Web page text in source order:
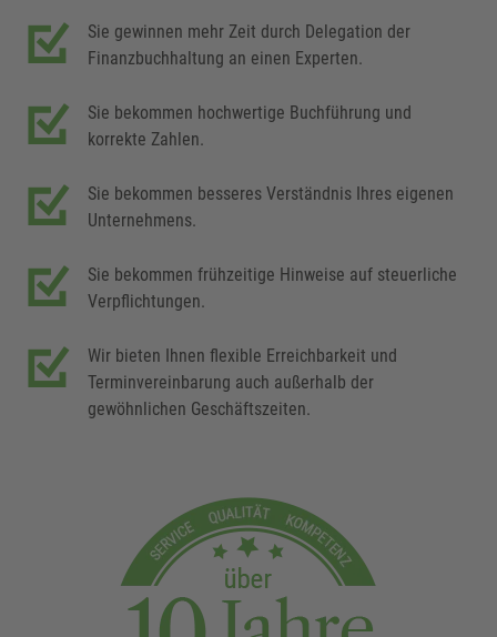
Sie gewinnen mehr Zeit durch Delegation der
Finanzbuchhaltung an einen Experten.
Sie bekommen hochwertige Buchführung und
korrekte Zahlen.
Sie bekommen besseres Verständnis Ihres eigenen
Unternehmens.
Sie bekommen frühzeitige Hinweise auf steuerliche
Verpflichtungen.
Wir bieten Ihnen flexible Erreichbarkeit und
Terminvereinbarung auch außerhalb der
gewöhnlichen Geschäftszeiten.